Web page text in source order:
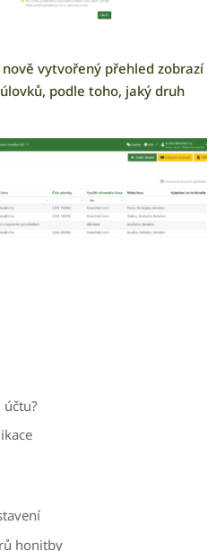
vytvořený přehled zobrazí
podle toho, jaký druh
honitby